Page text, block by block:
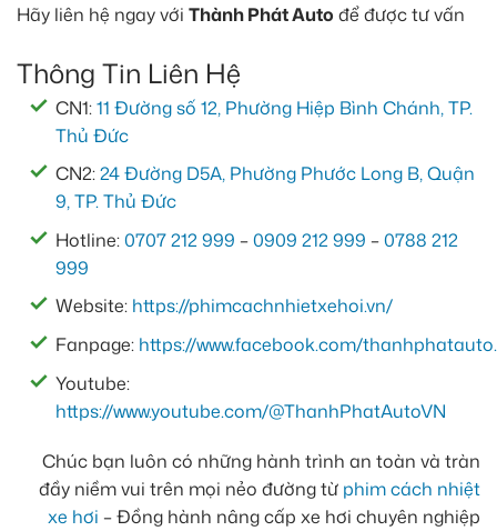
Hãy liên hệ ngay với Thành Phát Auto để được tư vấn
Thông Tin Liên Hệ
CN1:11 Đường số 12, Phường Hiệp Bình Chánh, TP.
Thủ Đức
CN2:24 Đường D5A, Phường Phước Long B, Quận
9, TP. Thủ Đức
Hotline:0707 212 999 –0909 212 999 –0788 212
999
Website: https://phimcachnhietxehoi.vn/
Fanpage: https://www.facebook.com/
Youtube:
https://www.youtube.com/@ThanhPhatAutoVN
Chúc bạn luôn có những hành trình an toàn và tràn
đầy niềm vui trên mọi nẻo đường từ phim cách nhiệt
xe hơi – Đồng hành nâng cấp xe hơi chuyên nghiệp